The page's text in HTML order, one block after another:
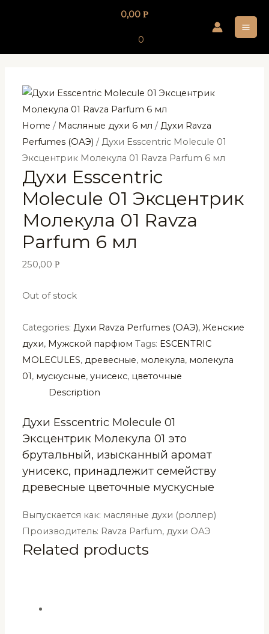
0,00 Р
0
Home / Масляные духи 6 мл /Духи Ravza
Perfumes (ОАЭ) / Духи Esscentric Molecule 01
Эксцентрик Молекула 01 Ravza Parfum 6 мл
Духи Esscentric
Molecule 01 Эксцентрик
Молекула 01 Ravza
Parfum 6 мл
250,00Р
Out of stock
Categories:Духи Ravza Perfumes (ОАЭ),Женские
духи, Мужской парфюм Tags: ESCENTRIC
MOLECULES,древесные, молекула, молекула
01, мускусные,унисекс, цветочные
Description
Духи Esscentric Molecule 01
Эксцентрик Молекула 01 это
брутальный, изысканный аромат
унисекс, принадлежит семейству
древесные цветочные мускусные
Выпускается как: масляные духи (роллер)
Производитель: Ravza Parfum, духи ОАЭ
Related products